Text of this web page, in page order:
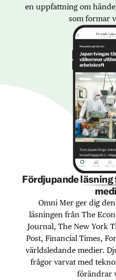
en uppfattning om
som formar
Fördjupande
Omni Mer ger dig
läsningen från The
Journal, The New York
Post, Financial Times,
världsledande medier.
frågor varvat med
förändrar